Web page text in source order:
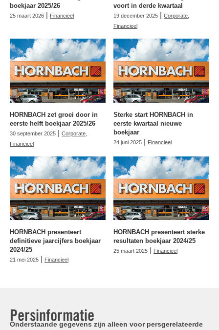
boekjaar 2025/26
25 maart 2026 | Financieel
voort in derde kwartaal
19 december 2025 | Corporate
Financieel
HORNBACH zet groei door in
eerste helft boekjaar 2025/26
30 september 2025 | Corporate
Financieel
Sterke start HORNBACH in
eerste kwartaal nieuwe
boekjaar
24 juni 2025 | Financieel
HORNBACH presenteert
definitieve jaarcijfers boekjaar
2024/25
21 mei 2025 | Financieel
HORNBACH presenteert sterke
resultaten boekjaar 2024/25
25 maart 2025 | Financieel
Persinformatie
Onderstaande gegevens zijn alleen voor persgerelateerde